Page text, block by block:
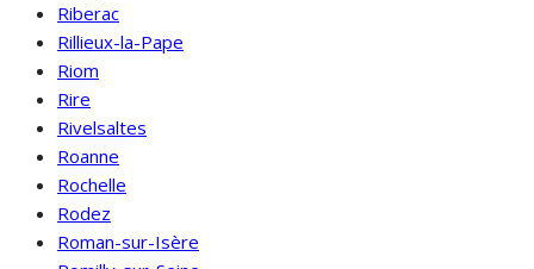
Riberac
Rillieux-la-Pape
Riom
Rire
Rivelsaltes
Roanne
Rochelle
Rodez
Roman-sur-Isère